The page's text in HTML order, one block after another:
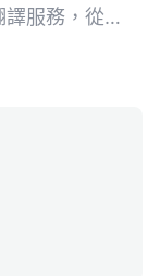
服務，從